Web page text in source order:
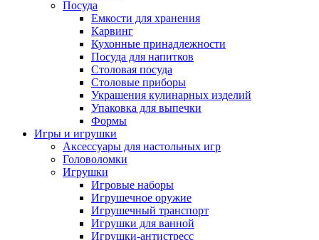
Посуда
Емкости для хранения
Карвинг
Кухонные принадлежности
Посуда для напитков
Столовая посуда
Столовые приборы
Украшения кулинарных изделий
Упаковка для выпечки
Формы
Игры и игрушки
Аксессуары для настольных игр
Головоломки
Игрушки
Игровые наборы
Игрушечное оружие
Игрушечный транспорт
Игрушки для ванной
Игрушки-антистресс